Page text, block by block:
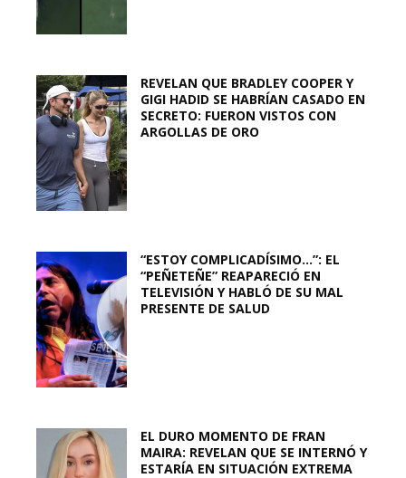
REVELAN QUE BRADLEY COOPER Y
GIGI HADID SE HABRÍAN CASADO EN
SECRETO: FUERON VISTOS CON
ARGOLLAS DE ORO
“ESTOY COMPLICADÍSIMO…”: EL
“PEÑETEÑE” REAPARECIÓ EN
TELEVISIÓN Y HABLÓ DE SU MAL
PRESENTE DE SALUD
EL DURO MOMENTO DE FRAN
MAIRA: REVELAN QUE SE INTERNÓ Y
ESTARÍA EN SITUACIÓN EXTREMA